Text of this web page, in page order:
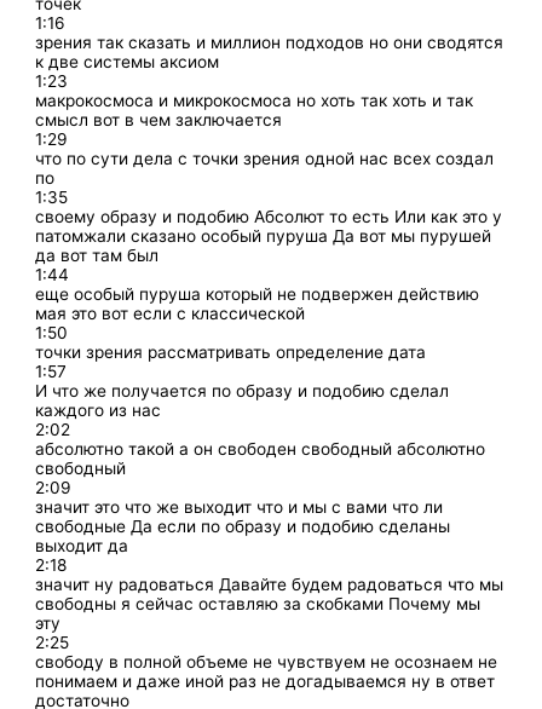
точек
1:16
зрения так сказать и миллион подходов но они сводятся
к две системы аксиом
1:23
макрокосмоса и микрокосмоса но хоть так хоть и так
смысл вот в чем заключается
1:29
что по сути дела с точки зрения одной нас всех создал
по
1:35
своему образу и подобию Абсолют то есть Или как это у
патомжали сказано особый пуруша Да вот мы пурушей
да вот там был
1:44
еще особый пуруша который не подвержен действию
мая это вот если с классической
1:50
точки зрения рассматривать определение дата
1:57
И что же получается по образу и подобию сделал
каждого из нас
2:02
абсолютно такой а он свободен свободный абсолютно
свободный
2:09
значит это что же выходит что и мы с вами что ли
свободные Да если по образу и подобию сделаны
выходит да
2:18
значит ну радоваться Давайте будем радоваться что мы
свободны я сейчас оставляю за скобками Почему мы
эту
2:25
свободу в полной объеме не чувствуем не осознаем не
понимаем и даже иной раз не догадываемся ну в ответ
достаточно